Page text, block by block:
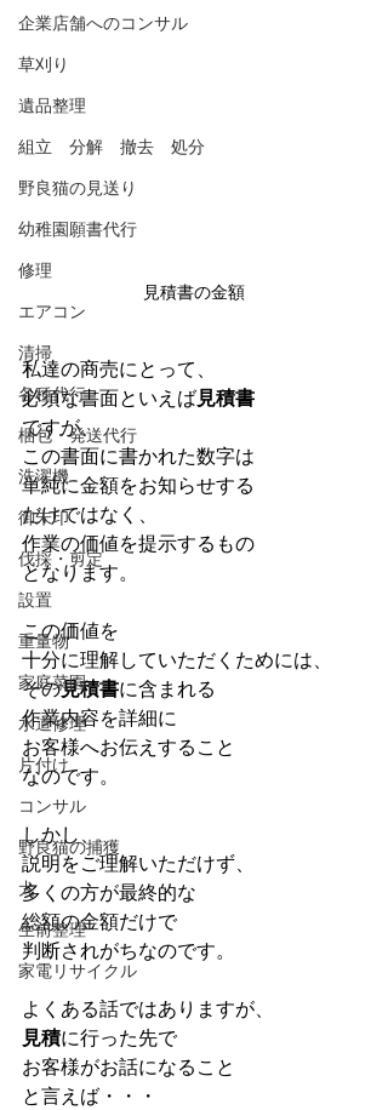
企業店舗へのコンサル
草刈り
遺品整理
組立 分解 撤去 処分
野良猫の見送り
幼稚園願書代行
修理
エアコン
清掃
各種代行
梱包・発送代行
洗濯機
御朱印
伐採・剪定
設置
重量物
家庭菜園
水道修理
片付け
コンサル
野良猫の捕獲
犬
生前整理
家電リサイクル
見積書の金額
私達の商売にとって、
必須な書面といえば見積書
ですが、
この書面に書かれた数字は
単純に金額をお知らせする
だけではなく、
作業の価値を提示するもの
となります。
この価値を
十分に理解していただくためには、
その見積書に含まれる
作業内容を詳細に
お客様へお伝えすること
なのです。
しかし、
説明をご理解いただけず、
多くの方が最終的な
総額の金額だけで
判断されがちなのです。
よくある話ではありますが、
見積に行った先で
お客様がお話になること
と言えば・・・